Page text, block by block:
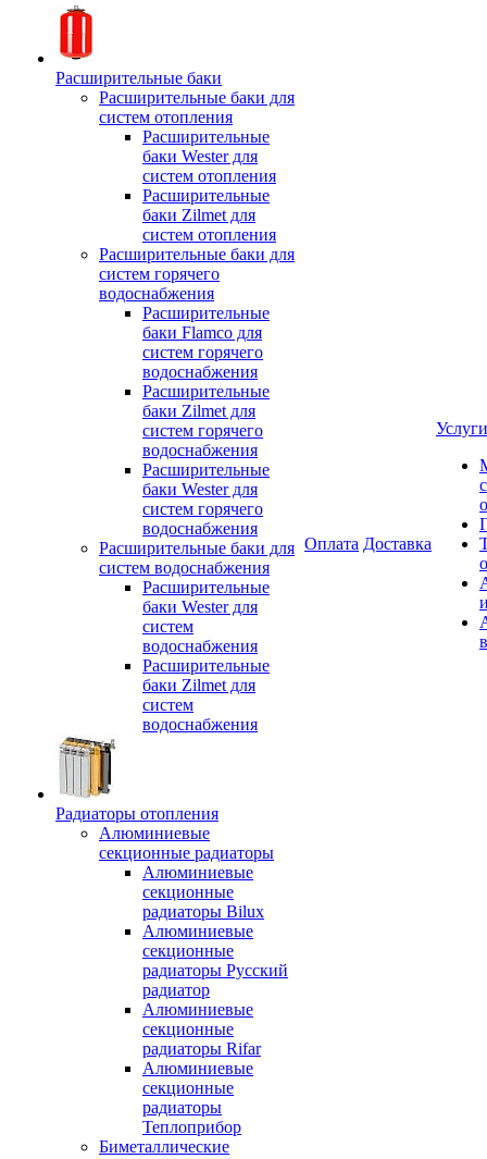
Расширительные баки
Расширительные баки для
систем отопления
Расширительные
баки Wester для
систем отопления
Расширительные
баки Zilmet для
систем отопления
Расширительные баки для
систем горячего
водоснабжения
Расширительные
баки Flamco для
систем горячего
водоснабжения
Расширительные
баки Zilmet для
систем горячего
водоснабжения
Расширительные
баки Wester для
систем горячего
водоснабжения
Расширительные баки для
систем водоснабжения
Расширительные
баки Wester для
систем
водоснабжения
Расширительные
баки Zilmet для
систем
водоснабжения
Радиаторы отопления
Алюминиевые
секционные радиаторы
Алюминиевые
секционные
радиаторы Bilux
Алюминиевые
секционные
радиаторы Русский
радиатор
Алюминиевые
секционные
радиаторы Rifar
Алюминиевые
секционные
радиаторы
Теплоприбор
Биметаллические
Оплата Доставка
Услуги